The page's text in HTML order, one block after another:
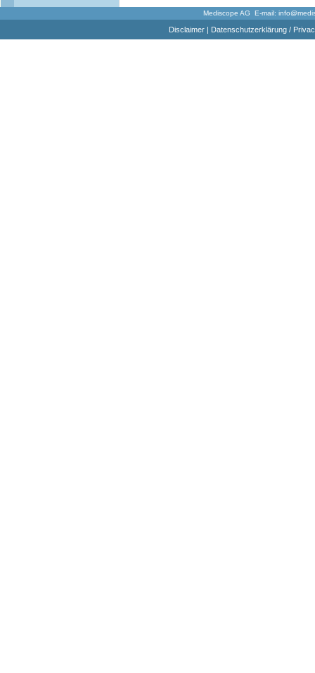
Mediscope AG E-mail:
Disclaimer| Datenschutzerklärung /